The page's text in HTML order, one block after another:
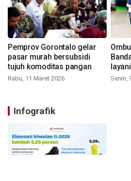
Pemprov Gorontalo gelar
pasar murah bersubsidi
tujuh komoditas pangan
Rabu, 11 Maret 2026 Senin,
Infografik